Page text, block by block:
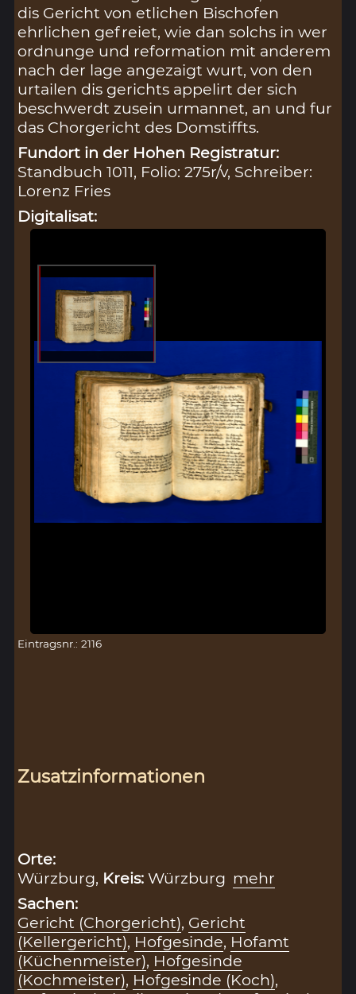
dis Gericht von etlichen Bischofen
ehrlichen gefreiet, wie dan solchs in wer
ordnunge und reformation mit anderem
nach der lage angezaigt wurt, von den
urtailen dis gerichts appelirt der sich
beschwerdt zusein urmannet, an und fur
das Chorgericht des Domstiffts.
Fundort in der Hohen Registratur:
Standbuch 1011, Folio: 275r/v, Schreiber:
Lorenz Fries
Digitalisat:
Eintragsnr.: 2116
Zusatzinformationen
Orte:
Würzburg, Kreis:Würzburg mehr
Sachen:
Gericht (Chorgericht), Gericht
(Kellergericht), Hofgesinde, Hofamt
(Küchenmeister), Hofgesinde
(Kochmeister), Hofgesinde (Koch),